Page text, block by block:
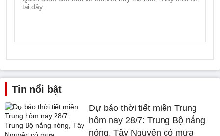
Tin nổi bật
Dự báo thời tiết miền Trung
hôm nay 28/7: Trung Bộ nắng
nóng, Tây Nguyên có mưa